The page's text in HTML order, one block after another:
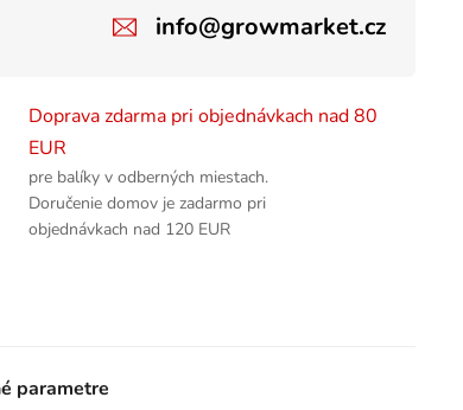
info@growmarket.cz
Doprava zdarma pri objednávkach nad 80
EUR
pre balíky v odberných miestach.
Doručenie domov je zadarmo pri
objednávkach nad 120 EUR
parametre